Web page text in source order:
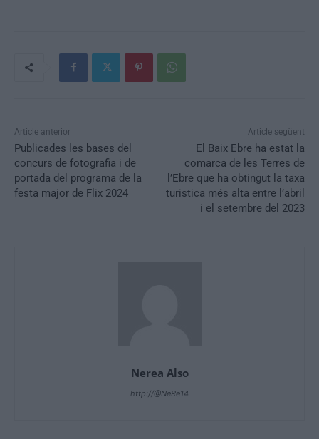
Article anterior
Publicades les bases del
concurs de fotografia i de
portada del programa de la
festa major de Flix 2024
Article següent
El Baix Ebre ha estat la
comarca de les Terres de
l’Ebre que ha obtingut la taxa
turistica més alta entre l’abril
i el setembre del 2023
Nerea Also
http://@NeRe14